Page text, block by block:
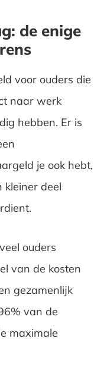
de enige
voor ouders die
naar werk
hebben. Er is
je ook hebt,
kleiner deel
ouders
van de kosten
gezamenlijk
van de
maximale